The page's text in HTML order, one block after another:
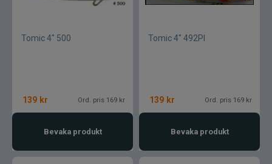
Tomic 4" 500
139 kr Ord. pris 169 kr
Bevaka produkt
Tomic 4" 492PI
139 kr Ord. pris 169 kr
Bevaka produkt